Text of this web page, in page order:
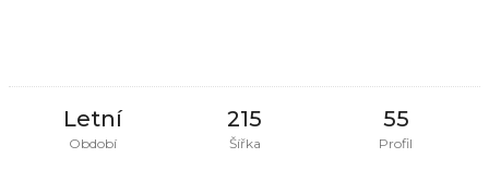
Letní
Období
215
Šířka
55
Profil